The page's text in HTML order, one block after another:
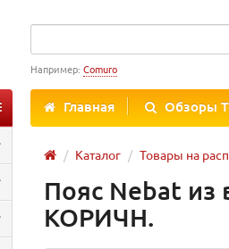
Например: Comuro
Главная Обзоры
Каталог Товары на
Пояс Nebat
КОРИЧН.